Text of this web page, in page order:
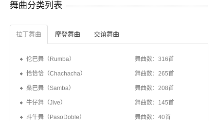
舞曲分类列表
拉丁舞曲 摩登舞曲 交谊舞曲
伦巴舞（Rumba） 舞曲数：316首
恰恰恰（Chachacha） 舞曲数：265首
桑巴舞（Samba） 舞曲数：208首
牛仔舞（Jive） 舞曲数：145首
斗牛舞（PasoDoble） 舞曲数：40首